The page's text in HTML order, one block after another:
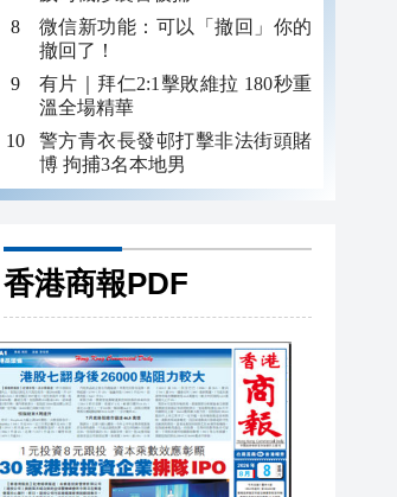
微信新功能：可以「撤回」你的
撤回了！
有片｜拜仁2:1擊敗維拉 180秒重
溫全場精華
警方青衣長發邨打擊非法街頭賭
博 拘捕3名本地男
香港商報PDF